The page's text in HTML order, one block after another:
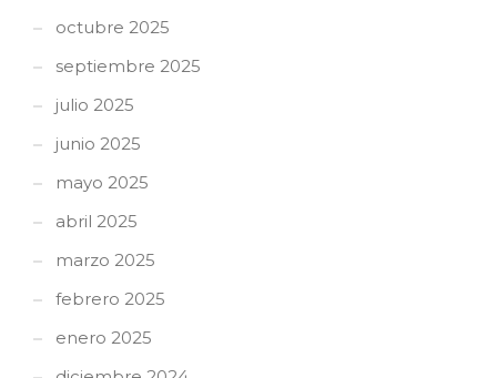
octubre 2025
septiembre 2025
julio 2025
junio 2025
mayo 2025
abril 2025
marzo 2025
febrero 2025
enero 2025